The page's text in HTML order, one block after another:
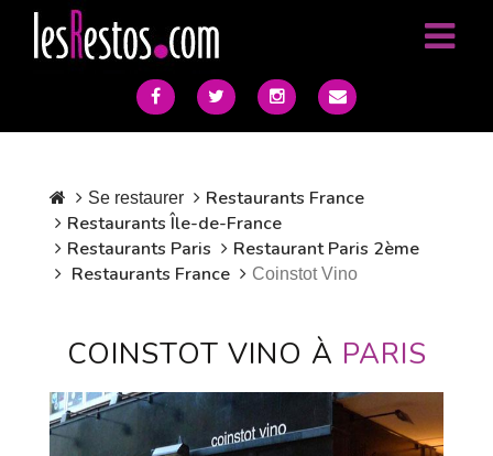
Se restaurer
Restaurants France
Restaurants Île-de-France
Restaurants Paris
Restaurant Paris 2ème
Restaurants France
Coinstot Vino
COINSTOT VINO À PARIS